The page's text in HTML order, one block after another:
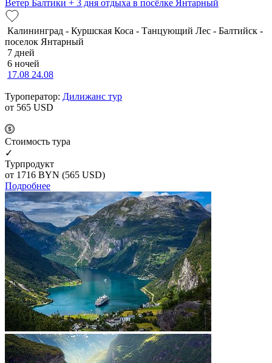
Ветер Балтики + 3 дня отдыха в посёлке Янтарный
Калининград - Куршская Коса - Танцующий Лес - Балтийск -
поселок Янтарный
7 дней
6 ночей
17.08 24.08
Туроператор: Дилижанс тур
от 565 USD
Cтоимость тура
✓
Турпродукт
от 1716 BYN (565 USD)
Подробнее